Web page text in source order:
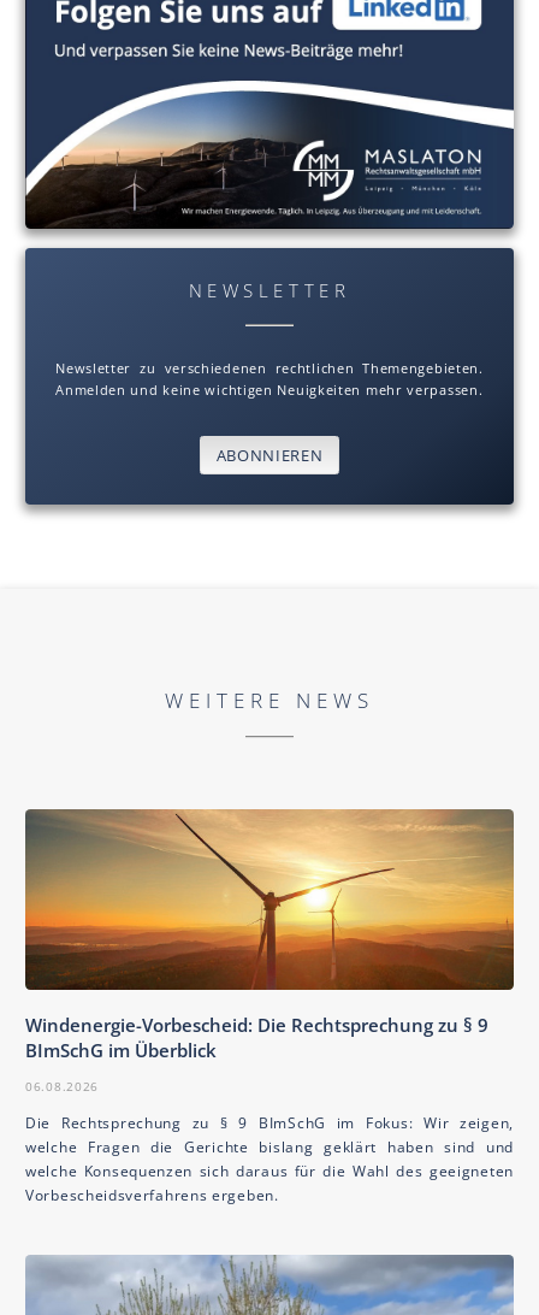
NEWSLETTER
Newsletter zu verschiedenen rechtlichen Themengebieten.
Anmelden und keine wichtigen Neuigkeiten mehr verpassen.
ABONNIEREN
WEITERE NEWS
Windenergie-Vorbescheid: Die Rechtsprechung zu § 9
BImSchG im Überblick
06.08.2026
Die Rechtsprechung zu § 9 BImSchG im Fokus: Wir zeigen,
welche Fragen die Gerichte bislang geklärt haben sind und
welche Konsequenzen sich daraus für die Wahl des geeigneten
Vorbescheidsverfahrens ergeben.